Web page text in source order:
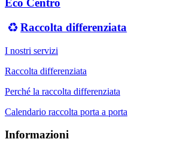
Eco Centro
Raccolta differenziata
I nostri servizi
Raccolta differenziata
Perché la raccolta differenziata
Calendario raccolta porta a porta
Informazioni